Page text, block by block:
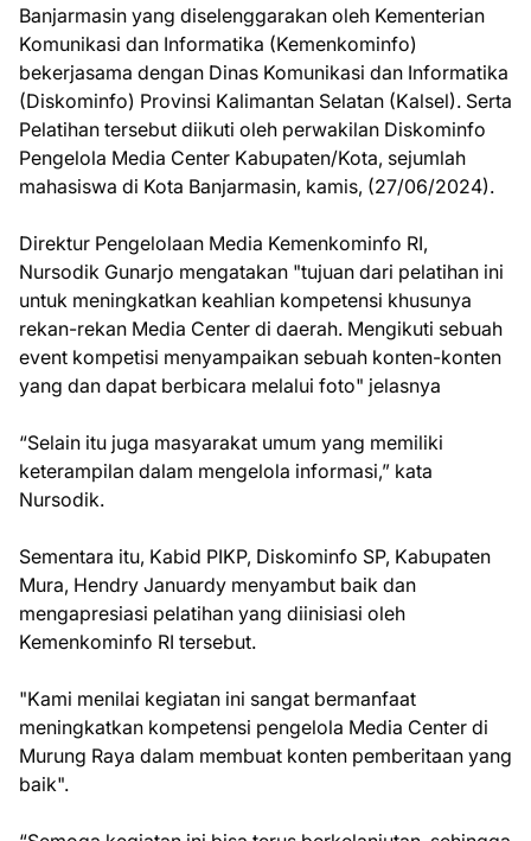
Banjarmasin yang diselenggarakan oleh Kementerian
Komunikasi dan Informatika (Kemenkominfo)
bekerjasama dengan Dinas Komunikasi dan Informatika
(Diskominfo) Provinsi Kalimantan Selatan (Kalsel). Serta
Pelatihan tersebut diikuti oleh perwakilan Diskominfo
Pengelola Media Center Kabupaten/Kota, sejumlah
mahasiswa di Kota Banjarmasin, kamis, (27/06/2024).
Direktur Pengelolaan Media Kemenkominfo RI,
Nursodik Gunarjo mengatakan "tujuan dari pelatihan ini
untuk meningkatkan keahlian kompetensi khusunya
rekan-rekan Media Center di daerah. Mengikuti sebuah
event kompetisi menyampaikan sebuah konten-konten
yang dan dapat berbicara melalui foto" jelasnya
“Selain itu juga masyarakat umum yang memiliki
keterampilan dalam mengelola informasi,” kata
Nursodik.
Sementara itu, Kabid PIKP, Diskominfo SP, Kabupaten
Mura, Hendry Januardy menyambut baik dan
mengapresiasi pelatihan yang diinisiasi oleh
Kemenkominfo RI tersebut.
"Kami menilai kegiatan ini sangat bermanfaat
meningkatkan kompetensi pengelola Media Center di
Murung Raya dalam membuat konten pemberitaan yang
baik".